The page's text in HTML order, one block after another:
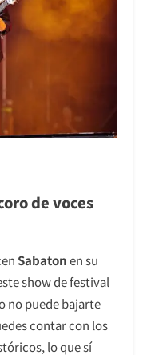
de voces
Sabatonen su
show de festival
no puede bajarte
contar con los
lo que sí